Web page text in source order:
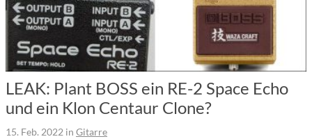
LEAK: Plant BOSS ein RE-2 Space Echo
und ein Klon Centaur Clone?
15. Feb. 2022 in Gitarre